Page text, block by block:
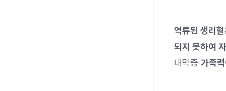
역류된 생리
되지 못하여
내막증 가족력